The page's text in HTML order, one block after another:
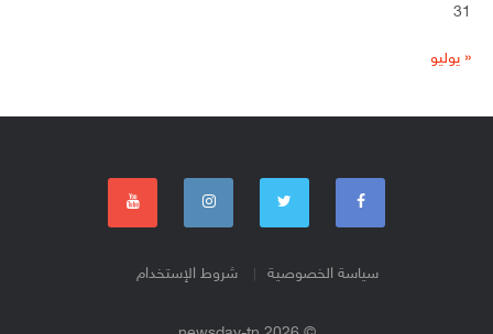
31
« يوليو
سياسة الخصوصية شروط الإستخدام